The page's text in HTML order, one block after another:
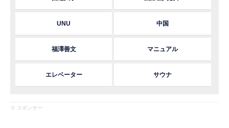
UNU 中国
福澤善文 マニュアル
エレベーター サウナ
※ スポンサー